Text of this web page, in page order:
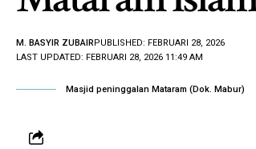
LAST UPDATED: FEBRUARI 28, 2026 11:49 AM
M. BASYIR ZUBAIRPUBLISHED: FEBRUARI 28, 2026
Masjid peninggalan Mataram (Dok. Mabur)